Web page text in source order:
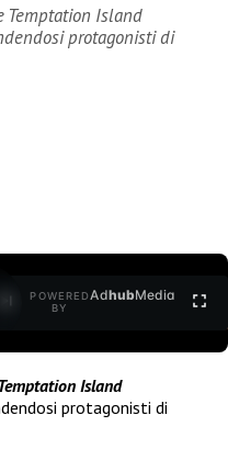
Temptation Island
protagonisti di
POWERED
BY
AdhubMedia
Island
protagonisti di